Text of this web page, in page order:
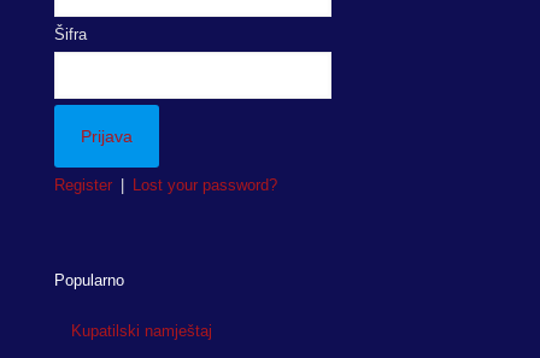
Šifra
Register Lost your password?
Popularno
Kupatilski namještaj